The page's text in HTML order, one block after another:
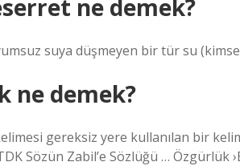
ne demek?
suya düşmeyen bir tür su
ne demek?
gereksiz yere kullanılan bir
Sözün Zabil’e Sözlüğü … Özgürlük